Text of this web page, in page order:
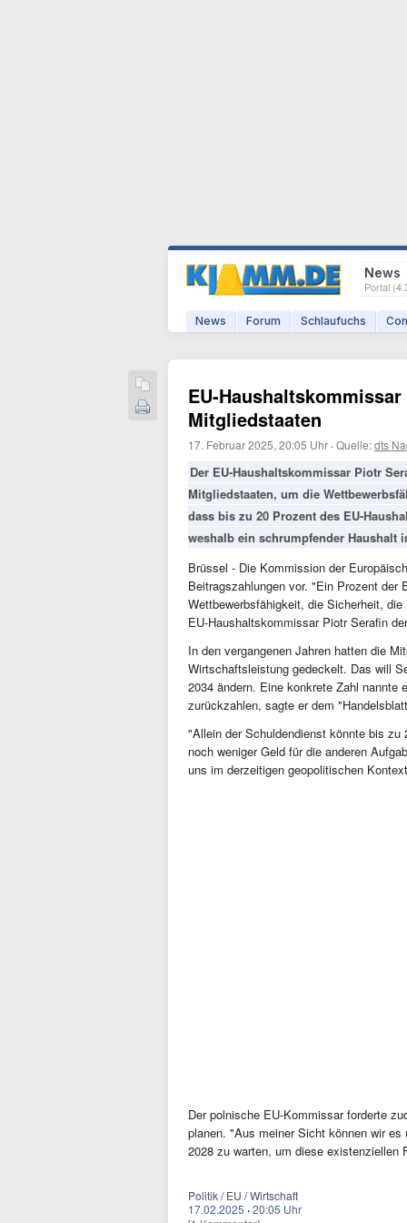
News
Portal (
News Forum Schlaufuchs
EU-
Mitgliedstaaten
17. Februar 2025, 20:05 Uhr ·Quelle:dts
Der EU-Haushaltskommissar Piotr
Mitgliedstaaten, um die
dass bis zu 20 Prozent des EU-
weshalb ein schrumpfender Haushalt
Brüssel - Die Kommission der
Beitragszahlungen vor. "Ein Prozent
Wettbewerbsfähigkeit, die Sicherheit,
EU-Haushaltskommissar Piotr Serafin
In den vergangenen Jahren hatten die
Wirtschaftsleistung gedeckelt. Das will
2034 ändern. Eine konkrete Zahl
zurückzahlen, sagte er dem
"Allein der Schuldendienst könnte bis
noch weniger Geld für die anderen
uns im derzeitigen geopolitischen
Der polnische EU-Kommissar forderte
planen. "Aus meiner Sicht können wir
2028 zu warten, um diese existenziellen
Politik / EU / Wirtschaft
17.02.2025 ·20:05 Uhr